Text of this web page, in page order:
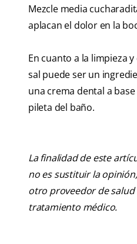
Mezcle media
aplacan el dolor en la
En cuanto a la limpieza
sal puede ser un
una crema dental a
pileta del baño.
La finalidad de este
no es sustituir la
otro proveedor de salud
tratamiento médico.